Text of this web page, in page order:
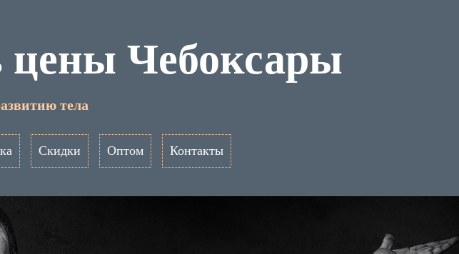
цены Чебоксары
тела
Скидки Оптом Контакты